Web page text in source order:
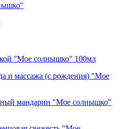
"Мое солнышко" 100мл
и массажа (с рождения) "Мое
мандарин "Мое солнышко"